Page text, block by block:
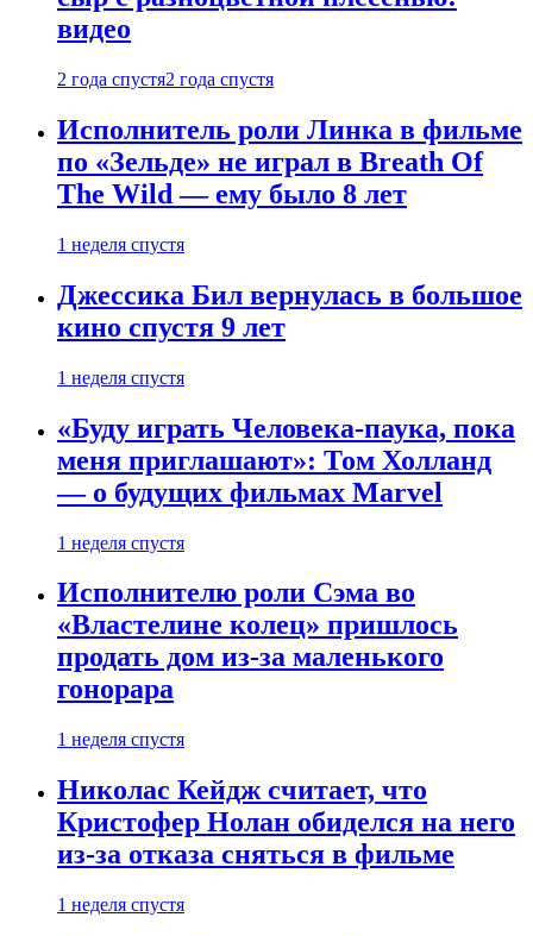
видео
2 года спустя2 года спустя
Исполнитель роли Линка в фильме
по «Зельде» не играл в Breath Of
The Wild — ему было 8 лет
1 неделя спустя
Джессика Бил вернулась в большое
кино спустя 9 лет
1 неделя спустя
«Буду играть Человека-паука, пока
меня приглашают»: Том Холланд
— о будущих фильмах Marvel
1 неделя спустя
Исполнителю роли Сэма во
«Властелине колец» пришлось
продать дом из-за маленького
гонорара
1 неделя спустя
Николас Кейдж считает, что
Кристофер Нолан обиделся на него
из-за отказа сняться в фильме
1 неделя спустя